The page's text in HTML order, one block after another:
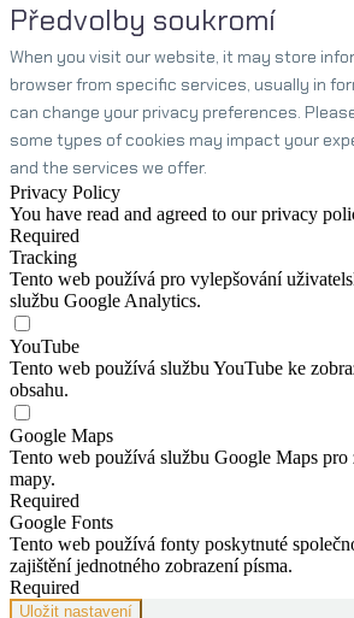
Předvolby soukromí
When you visit our website, it may store
browser from specific services, usually in
can change your privacy preferences.
some types of cookies may impact your
and the services we offer.
Privacy Policy
You have read and agreed to our privacy
Required
Tracking
Tento web používá pro vylepšování
službu Google Analytics.
YouTube
Tento web používá službu YouTube ke
obsahu.
Google Maps
Tento web používá službu Google Maps
mapy.
Required
Google Fonts
Tento web používá fonty poskytnuté
zajištění jednotného zobrazení písma.
Required
Uložit nastavení